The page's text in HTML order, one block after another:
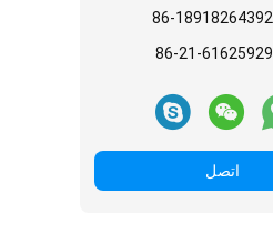
86-18918264392
86-21-61625929
اتصل